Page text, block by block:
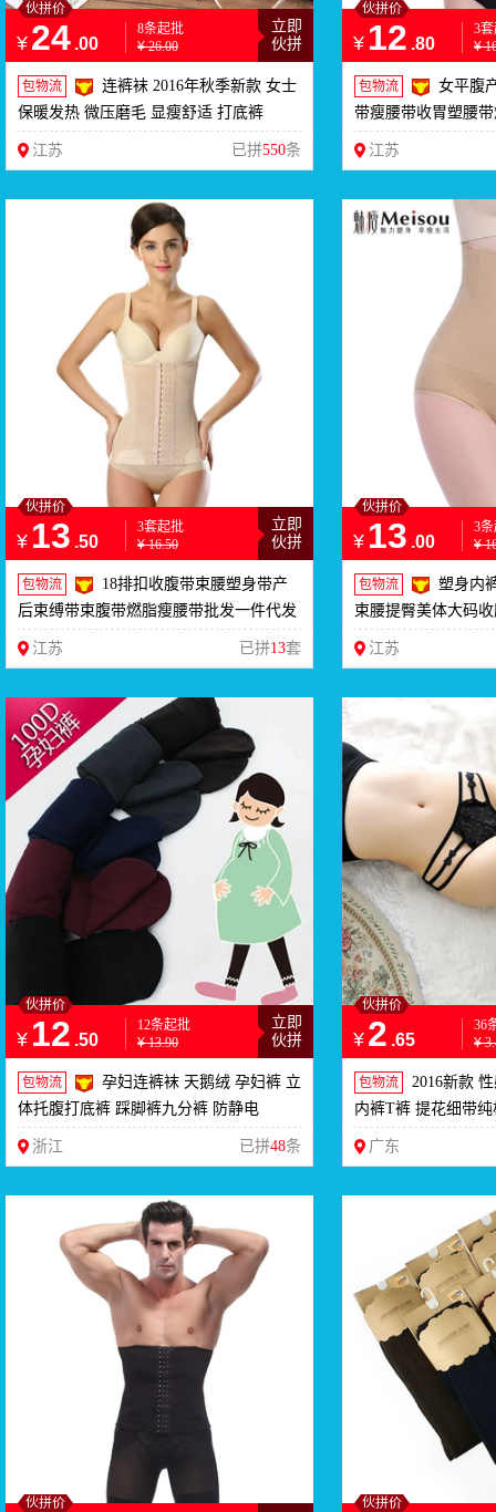
伙拼价
¥ 24 .00
8条起批
¥26.00
立即
伙拼
包物流
连裤袜 2016年秋季新款 女士
保暖发热 微压磨毛 显瘦舒适 打底裤
江苏 已拼550条
伙拼价
¥ 12 .80
3
¥
包物流
女平腹
带瘦腰带收胃塑腰
江苏
伙拼价
¥ 13 .50
3套起批
¥16.50
立即
伙拼
包物流
18排扣收腹带束腰塑身带产
后束缚带束腹带燃脂瘦腰带批发一件代发
江苏 已拼13套
伙拼价
¥ 13 .00
3
¥
包物流
塑身内
束腰提臀美体大码
江苏
伙拼价
¥ 12 .50
12条起批
¥13.90
立即
伙拼
包物流
孕妇连裤袜 天鹅绒 孕妇裤 立
体托腹打底裤 踩脚裤九分裤 防静电
浙江 已拼48条
伙拼价
¥ 2 .65
36
¥
包物流
2016新款
内裤T裤 提花细带纯
广东
伙拼价 伙拼价